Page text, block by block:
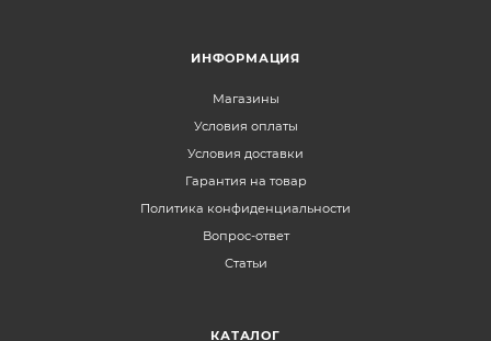
ИНФОРМАЦИЯ
Магазины
Условия оплаты
Условия доставки
Гарантия на товар
Политика конфиденциальности
Вопрос-ответ
Статьи
КАТАЛОГ